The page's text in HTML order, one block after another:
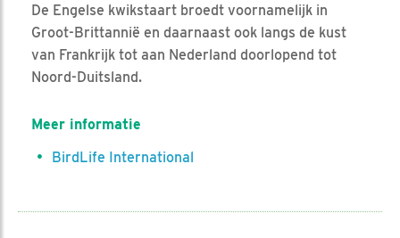
De Engelse kwikstaart broedt voornamelijk in
Groot-Brittannië en daarnaast ook langs de kust
van Frankrijk tot aan Nederland doorlopend tot
Noord-Duitsland.
Meer informatie
BirdLife International